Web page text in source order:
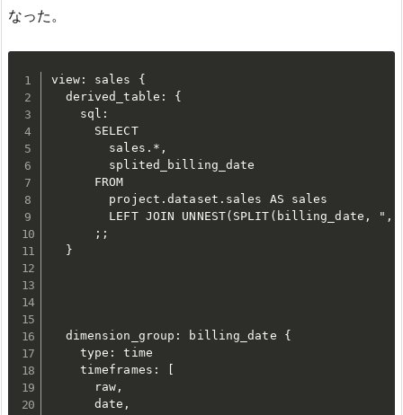
なった。
view: sales {
  derived_table: {
    sql:
      SELECT
        sales.*,
        splited_billing_date
      FROM
        project.dataset.sales AS sales
LEFT JOIN UNNEST(SPLIT(billing_date,
      ;;
  }
  dimension_group: billing_date {
    type: time
    timeframes: [
      raw,
      date,